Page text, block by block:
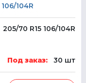
104R
205/70 R15 106/104R
Под заказ: 30 шт